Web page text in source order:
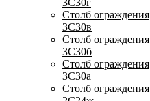
3С30г
Столб ограждения
3С30в
Столб ограждения
3С30б
Столб ограждения
3С30а
Столб ограждения